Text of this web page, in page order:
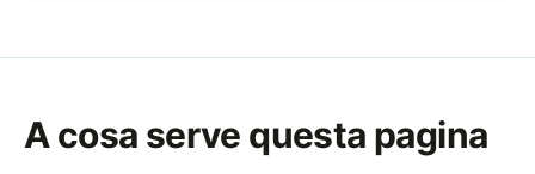
A cosa serve questa pagina